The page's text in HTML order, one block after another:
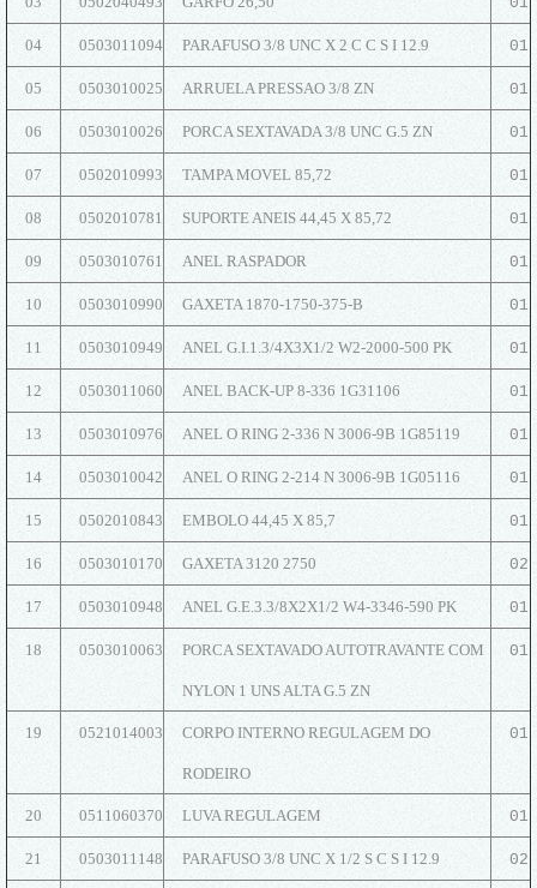
04 0503011094 PARAFUSO 3/8 UNC X 2 C C S I 12.9 01
05 0503010025 ARRUELA PRESSAO 3/8 ZN 01
06 0503010026 PORCA SEXTAVADA 3/8 UNC G.5 ZN 01
07 0502010993 TAMPA MOVEL 85,72 01
08 0502010781 SUPORTE ANEIS 44,45 X 85,72 01
09 0503010761 ANEL RASPADOR 01
10 0503010990 GAXETA 1870-1750-375-B 01
11 0503010949 ANEL G.I.1.3/4X3X1/2 W2-2000-500 PK 01
12 0503011060 ANEL BACK-UP 8-336 1G31106 01
13 0503010976 ANEL O RING 2-336 N 3006-9B 1G85119 01
14 0503010042 ANEL O RING 2-214 N 3006-9B 1G05116 01
15 0502010843 EMBOLO 44,45 X 85,7 01
16 0503010170 GAXETA 3120 2750 02
17 0503010948 ANEL G.E.3.3/8X2X1/2 W4-3346-590 PK 01
18 0503010063 PORCA SEXTAVADO AUTOTRAVANTE COM
NYLON 1 UNS ALTA G.5 ZN
01
19 0521014003 CORPO INTERNO REGULAGEM DO
RODEIRO
01
20 0511060370 LUVA REGULAGEM 01
21 0503011148 PARAFUSO 3/8 UNC X 1/2 S C S I 12.9 02